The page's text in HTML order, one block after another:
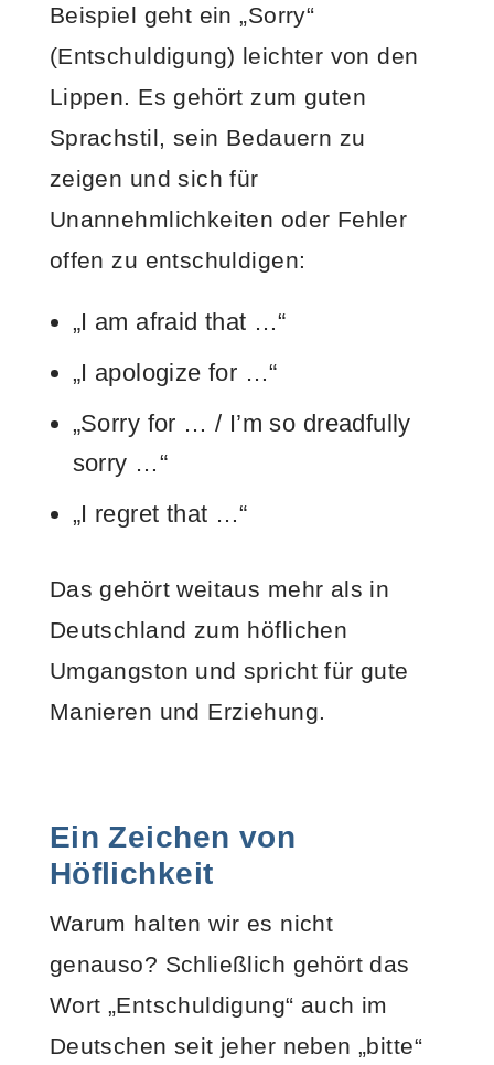
Beispiel geht ein „Sorry“
(Entschuldigung) leichter von den
Lippen. Es gehört zum guten
Sprachstil, sein Bedauern zu
zeigen und sich für
Unannehmlichkeiten oder Fehler
offen zu entschuldigen:
„I am afraid that …“
„I apologize for …“
„Sorry for … / I’m so dreadfully
sorry …“
„I regret that …“
Das gehört weitaus mehr als in
Deutschland zum höflichen
Umgangston und spricht für gute
Manieren und Erziehung.
Ein Zeichen von
Höflichkeit
Warum halten wir es nicht
genauso? Schließlich gehört das
Wort „Entschuldigung“ auch im
Deutschen seit jeher neben „bitte“